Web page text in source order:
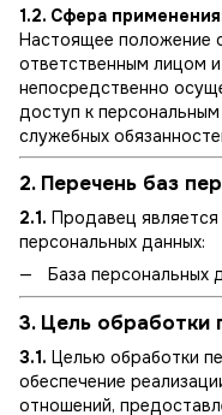
1.2. Сфера
Настоящее положение
ответственным лицом
непосредственно
доступ к
служебных
2. Перечень баз
2.1. Продавец
персональных данных:
База персональных
3. Цель обработки
3.1. Целью обработки
обеспечение
отношений,